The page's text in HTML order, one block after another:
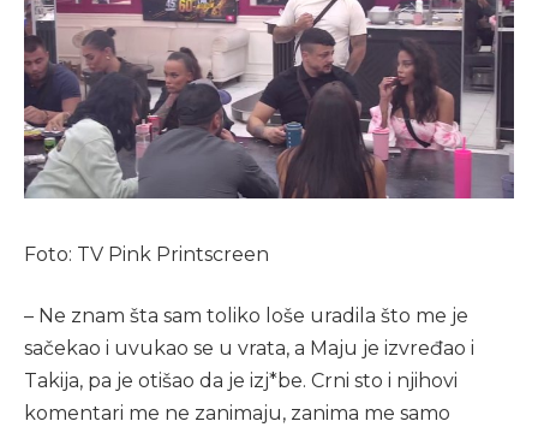
Foto: TV Pink Printscreen
– Ne znam šta sam toliko loše uradila što me je
sačekao i uvukao se u vrata, a Maju je izvređao i
Takija, pa je otišao da je izj*be. Crni sto i njihovi
komentari me ne zanimaju, zanima me samo